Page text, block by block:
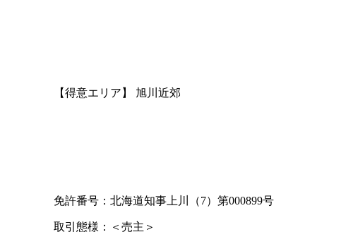
【得意エリア】 旭川近郊
免許番号：北海道知事上川（7）第000899号
取引態様：＜売主＞